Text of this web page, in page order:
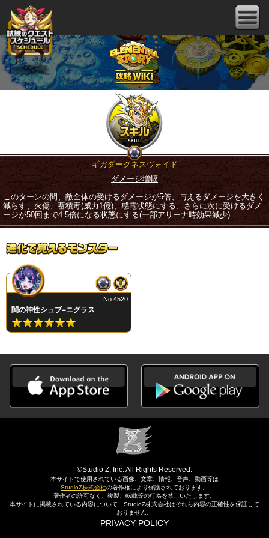
ギガダークネスヴォイド
ダメージ増幅
このターンの間、敵全体の受けるダメージが5倍、与えるダメージを大きく
減らす、火傷、蓄積毒(威力1億)、感電状態にする、さらに次に受けるダメ
ージが50回まで4.5倍になる状態にする(一部アリーナ時効果減少)
闇の神性シュブ=ニグラス
No.4520
©Studio Z, Inc. All Rights Reserved.
本サイトで使用されている画像、文章、情報、音声、動画等は
StudioZ株式会社の著作権により保護されております。
著作者の許可なく、複製、転載等の行為を禁止いたします。
本サイトに掲載されている内容について、StudioZ株式会社はそれら内容の正確性を保証して
おりません。
PRIVACY POLICY